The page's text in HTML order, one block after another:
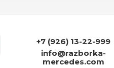
+7 (926) 13-22-999
info@razborka-
mercedes.com